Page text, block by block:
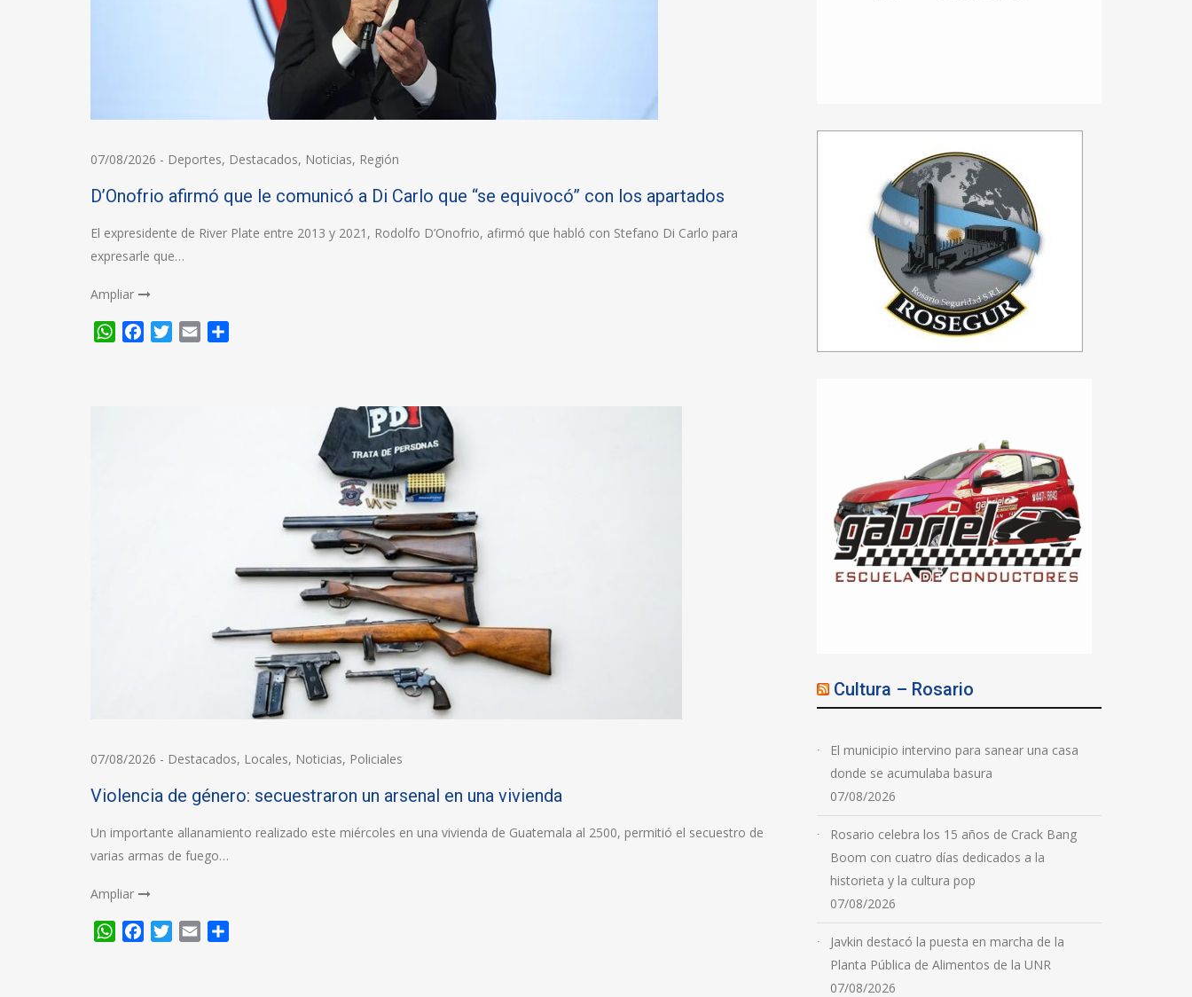
07/08/2026 - Deportes, Destacados, Noticias, Región
D’Onofrio afirmó que le comunicó a Di Carlo que “se equivocó” con los apartados
El expresidente de River Plate entre 2013 y 2021, Rodolfo D’Onofrio, afirmó que habló con Stefano Di Carlo para
expresarle que…
Ampliar
WhatsApp
FacebookTwitter
Email
07/08/2026 - Destacados, Locales, Noticias, Policiales
Violencia de género: secuestraron un arsenal en una vivienda
Un importante allanamiento realizado este miércoles en una vivienda de Guatemala al 2500, permitió el secuestro de
varias armas de fuego…
Ampliar
WhatsApp
FacebookTwitter
Email
Cultura – Rosario
El municipio intervino para sanear una casa
donde se acumulaba basura
07/08/2026
Rosario celebra los 15 años de Crack Bang
Boom con cuatro días dedicados a la
historieta y la cultura pop
07/08/2026
Javkin destacó la puesta en marcha de la
Planta Pública de Alimentos de la UNR
07/08/2026